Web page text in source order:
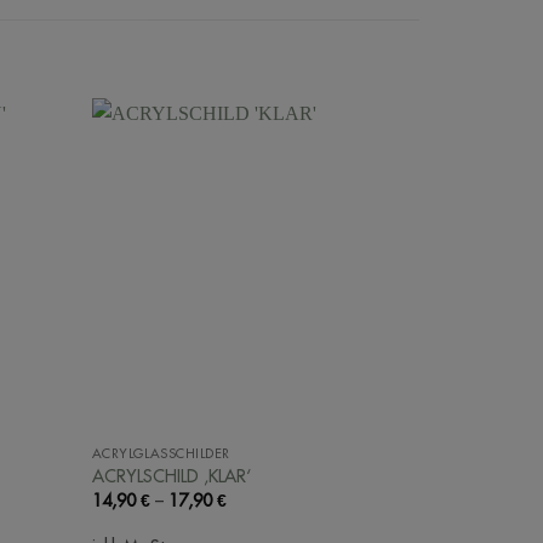
ACRYLGLASSCHILDER
ACRYLSCHILD ‚KLAR‘
14,90€– 17,90€